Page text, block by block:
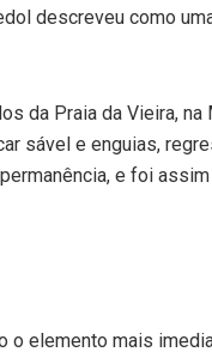
descreveu como
da Praia da Vieira, na
sável e enguias,
e foi
o elemento mais